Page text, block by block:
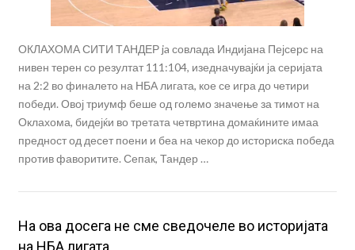
ОКЛАХОМА СИТИ ТАНДЕР ja совлада Индијана Пејсерс на
нивен терен со резултат 111:104, изедначувајќи ја серијата
на 2:2 во финалето на НБА лигата, кое се игра до четири
победи. Овој триумф беше од големо значење за тимот на
Оклахома, бидејќи во третата четвртина домаќините имаа
предност од десет поени и беа на чекор до историска победа
против фаворитите. Сепак, Тандер …
На ова досега не сме сведочеле во историјата